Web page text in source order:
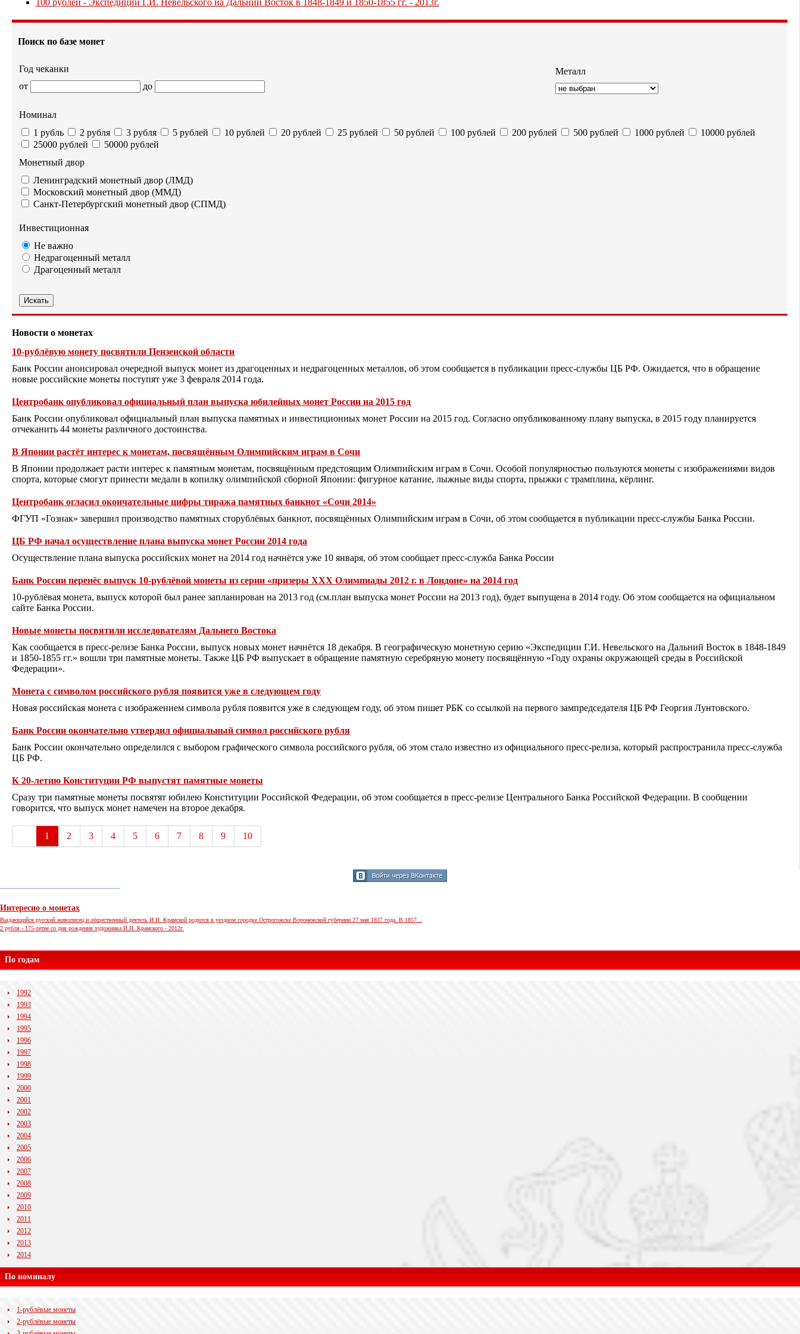
100 рублей - Экспедиции Г.И. Невельского на Дальний Восток в 1848-1849 и 1850-1855 гг. - 2013г.
Поиск по базе монет
Год чеканки
от
до
Металл
Номинал
1 рубль
2 рубля 3 рубля 5 рублей 10 рублей 20 рублей 25 рублей 50 рублей 100 рублей 200 рублей 500 рублей 1000 рублей
10000 рублей
25000 рублей
50000 рублей
Монетный двор
Ленинградский монетный двор (ЛМД)
Московский монетный двор (ММД)
Санкт-Петербургский монетный двор (СПМД)
Инвестиционная
Не важно
Недрагоценный металл
Драгоценный металл
Новости о монетах
10-рублёвую монету посвятили Пензенской области
Банк России анонсировал очередной выпуск монет из драгоценных и недрагоценных металлов, об этом сообщается в публикации пресс-службы ЦБ РФ. Ожидается, что в обращение
новые российские монеты поступят уже 3 февраля 2014 года.
Центробанк опубликовал официальный план выпуска юбилейных монет России на 2015 год
Банк России опубликовал официальный план выпуска памятных и инвестиционных монет России на 2015 год. Согласно опубликованному плану выпуска, в 2015 году планируется
отчеканить 44 монеты различного достоинства.
В Японии растёт интерес к монетам, посвящённым Олимпийским играм в Сочи
В Японии продолжает расти интерес к памятным монетам, посвящённым предстоящим Олимпийским играм в Сочи. Особой популярностью пользуются монеты с изображениями видов
спорта, которые смогут принести медали в копилку олимпийской сборной Японии: фигурное катание, лыжные виды спорта, прыжки с трамплина, кёрлинг.
Центробанк огласил окончательные цифры тиража памятных банкнот «Сочи 2014»
ФГУП «Гознак» завершил производство памятных сторублёвых банкнот, посвящённых Олимпийским играм в Сочи, об этом сообщается в публикации пресс-службы Банка России.
ЦБ РФ начал осуществление плана выпуска монет России 2014 года
Осуществление плана выпуска российских монет на 2014 год начнётся уже 10 января, об этом сообщает пресс-служба Банка России
Банк России перенёс выпуск 10-рублёвой монеты из серии «призеры ХХХ Олимпиады 2012 г. в Лондоне» на 2014 год
10-рублёвая монета, выпуск которой был ранее запланирован на 2013 год (см.план выпуска монет России на 2013 год), будет выпущена в 2014 году. Об этом сообщается на официальном
сайте Банка России.
Новые монеты посвятили исследователям Дальнего Востока
Как сообщается в пресс-релизе Банка России, выпуск новых монет начнётся 18 декабря. В географическую монетную серию «Экспедиции Г.И. Невельского на Дальний Восток в 1848-1849
и 1850-1855 гг.» вошли три памятные монеты. Также ЦБ РФ выпускает в обращение памятную серебряную монету посвящённую «Году охраны окружающей среды в Российской
Федерации».
Монета с символом российского рубля появится уже в следующем году
Новая российская монета с изображением символа рубля появится уже в следующем году, об этом пишет РБК со ссылкой на первого зампредседателя ЦБ РФ Георгия Лунтовского.
Банк России окончательно утвердил официальный символ российского рубля
Банк России окончательно определился с выбором графического символа российского рубля, об этом стало известно из официального пресс-релиза, который распространила пресс-служба
ЦБ РФ.
К 20-летию Конституции РФ выпустят памятные монеты
Сразу три памятные монеты посвятят юбилею Конституции Российской Федерации, об этом сообщается в пресс-релизе Центрального Банка Российской Федерации. В сообщении
говорится, что выпуск монет намечен на второе декабря.
1 2 3 4 5 6 7 8 9 10
Интересно о монетах
Выдающийся русский живописец и общественный деятель И.Н. Крамской родился в уездном городке Острогожске Воронежской губернии 27 мая 1837 года. В 1857...
2 рубля - 175-летие со дня рождения художника И.Н. Крамского - 2012г.
По годам
1992
1993
1994
1995
1996
1997
1998
1999
2000
2001
2002
2003
2004
2005
2006
2007
2008
2009
2010
2011
2012
2013
2014
По номиналу
1-рублёвые монеты
2-рублёвые монеты